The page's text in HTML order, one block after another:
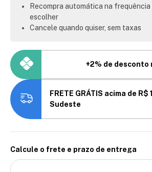
Recompra automática na frequência
escolher
Cancele quando quiser, sem taxas
+2% de desconto
FRETE GRÁTIS acima de
Sudeste
Calcule o frete e prazo de entrega